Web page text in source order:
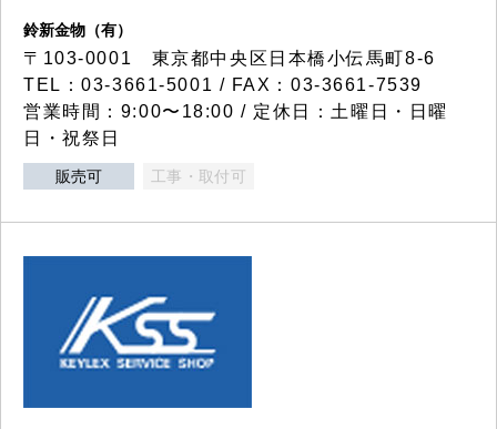
鈴新金物（有）
〒103-0001 東京都中央区日本橋小伝馬町8-6
TEL：03-3661-5001 / FAX：03-3661-7539
営業時間：9:00〜18:00 / 定休日：土曜日・日曜
日・祝祭日
販売可 工事・取付可